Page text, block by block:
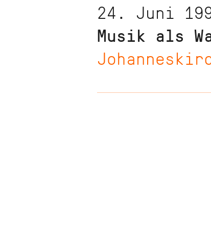
24. Juni
Musik als